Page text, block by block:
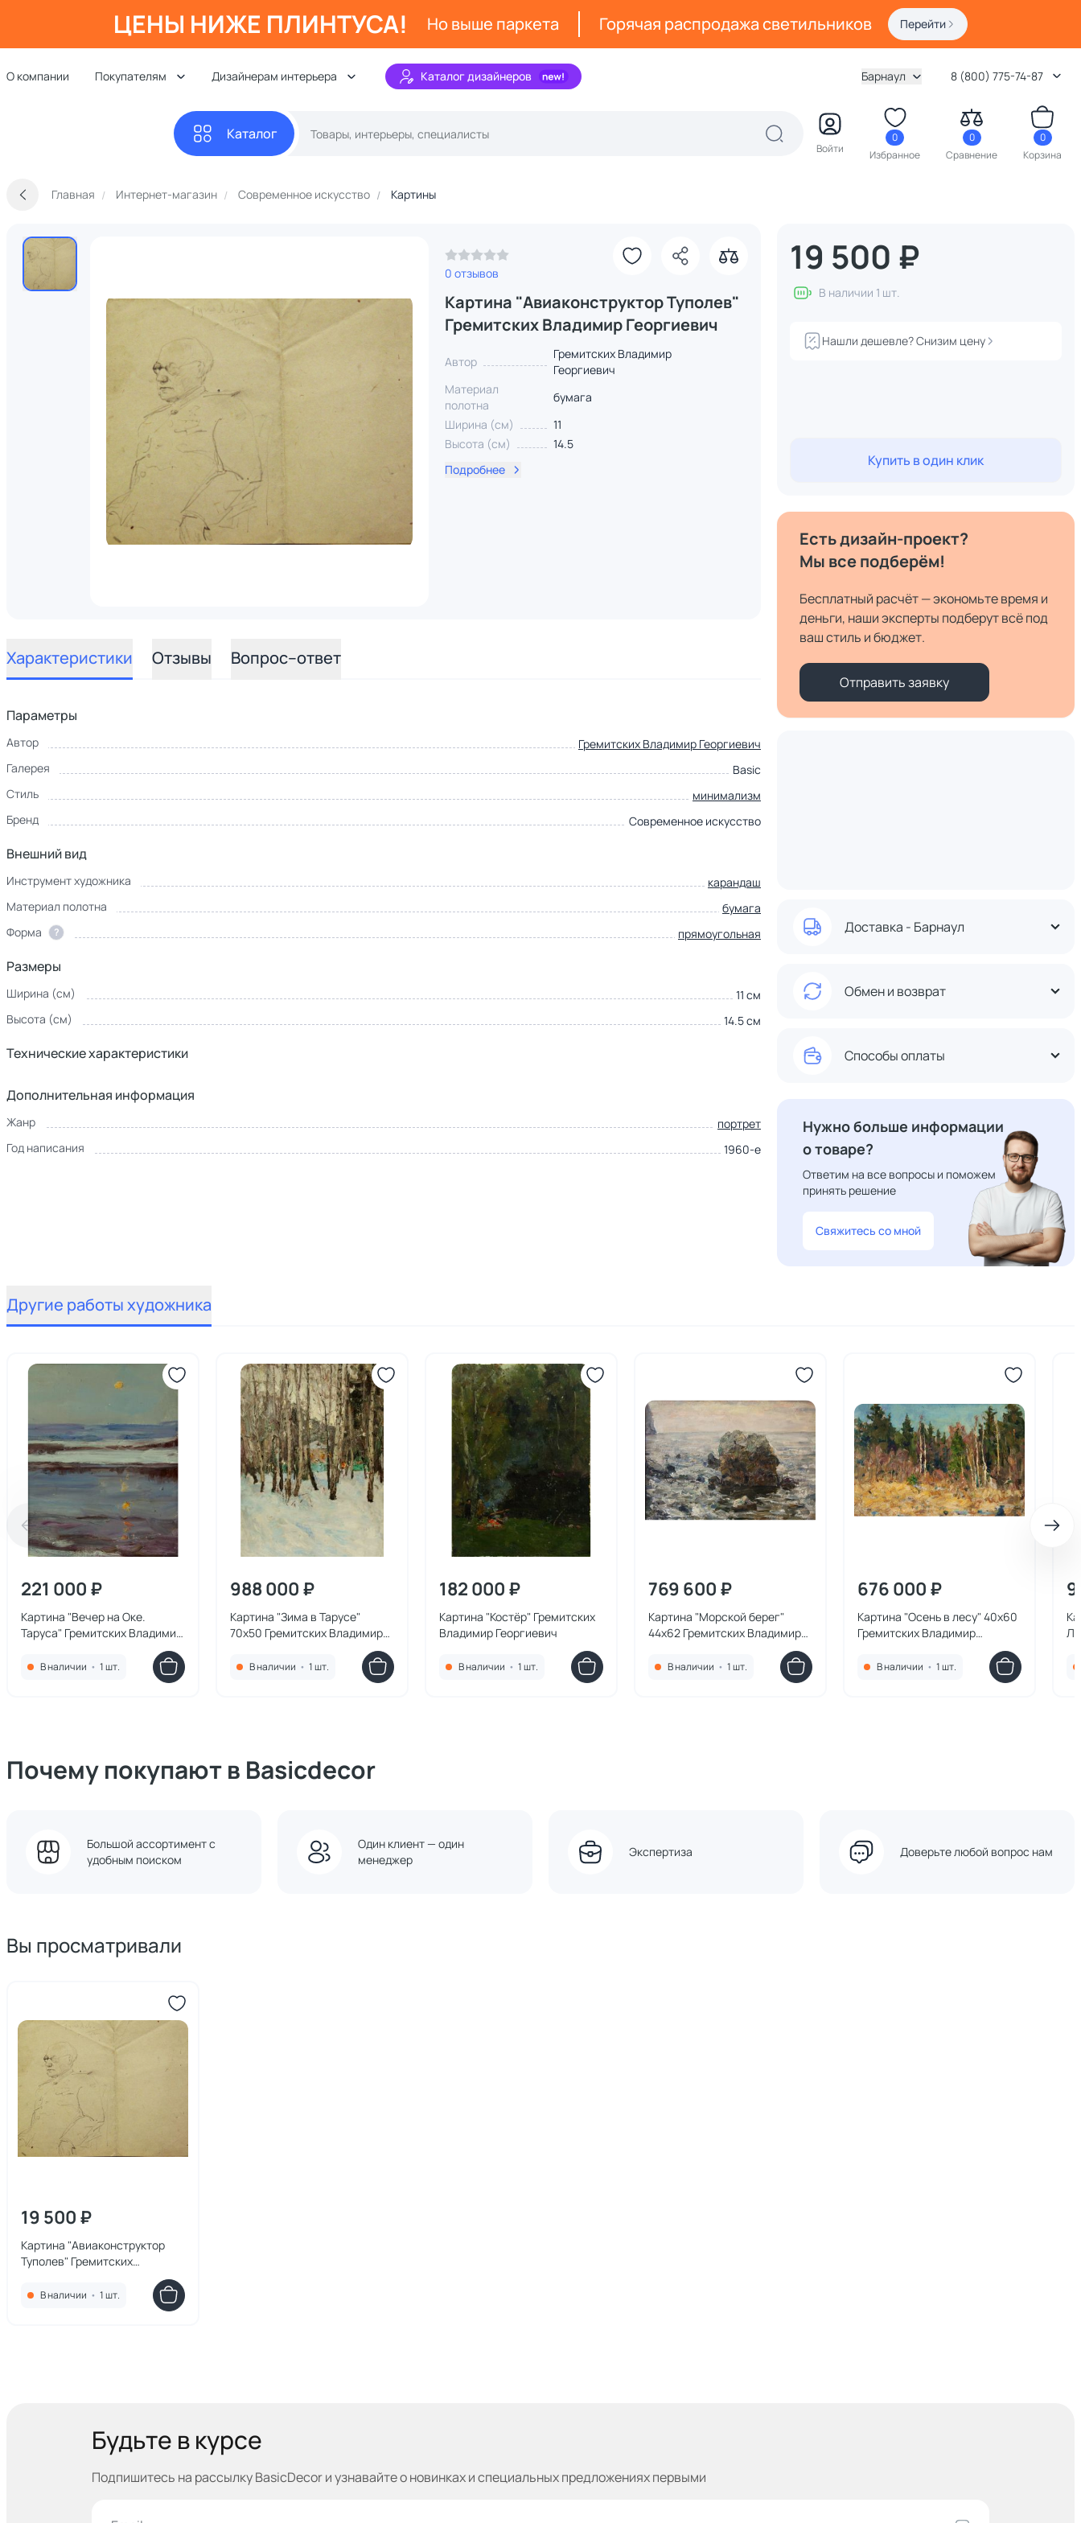
ЦЕНЫ НИЖЕ ПЛИНТУСА! Но выше паркета Горячая распродажа светильников Перейти
О компании Покупателям Дизайнерам интерьера Каталог дизайнеров Барнаул 8 (800) 775-74-87
Каталог
Войти
0
Избранное
0
Сравнение
0
Корзина
Главная Интернет-магазин Современное искусство Картины
0 отзывов
Картина "Авиаконструктор Туполев"
Гремитских Владимир Георгиевич
Автор
Гремитских Владимир
Георгиевич
Материал
полотна
бумага
Ширина (см)
11
Высота (см)
14.5
Подробнее
Характеристики Отзывы Вопрос–ответ
Параметры
Автор
Гремитских Владимир Георгиевич
Галерея
Basic
Стиль
минимализм
Бренд
Современное искусство
Внешний вид
Инструмент художника
карандаш
Материал полотна
бумага
Форма
? прямоугольная
Размеры
Ширина (см)
11 см
Высота (см)
14.5 см
Технические характеристики
Дополнительная информация
Жанр
портрет
Год написания
1960-е
19 500 ₽
В наличии 1 шт.
Нашли дешевле? Снизим цену
Купить в один клик
Есть дизайн-проект?
Мы все подберём!
Бесплатный расчёт — экономьте время и
деньги, наши эксперты подберут всё под
ваш стиль и бюджет.
Отправить заявку
Доставка - Барнаул
Обмен и возврат
Способы оплаты
Нужно больше информации
о товаре?
Ответим на все вопросы и поможем
принять решение
Свяжитесь со мной
Другие работы художника
221 000 ₽
Картина "Вечер на Оке.
Таруса" Гремитских Владимир
В наличии • 1 шт.
988 000 ₽
Картина "Зима в Тарусе"
70х50 Гремитских Владимир
В наличии • 1 шт.
182 000 ₽
Картина "Костёр" Гремитских
Владимир Георгиевич
В наличии • 1 шт.
769 600 ₽
Картина "Морской берег"
44х62 Гремитских Владимир
В наличии • 1 шт.
676 000 ₽
Картина "Осень в лесу" 40х60
Гремитских Владимир
В наличии • 1 шт.
Почему покупают в Basicdecor
Большой ассортимент с
удобным поиском
Один клиент — один
менеджер
Экспертиза Доверьте любой вопрос нам
Вы просматривали
19 500 ₽
Картина "Авиаконструктор
Туполев" Гремитских
В наличии • 1 шт.
Будьте в курсе
Подпишитесь на рассылку BasicDecor и узнавайтео новинках и специальных предложениях первыми